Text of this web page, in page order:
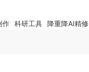
作 科研工具 降重降AI精修